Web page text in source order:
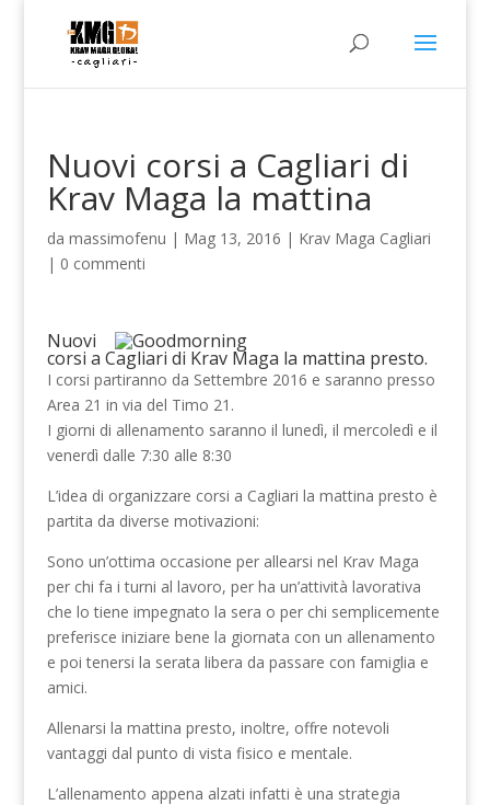
Nuovi corsi a Cagliari di
Krav Maga la mattina
da massimofenu | Mag 13, 2016 | Krav Maga Cagliari
| 0 commenti
Nuovi
corsi a Cagliari di Krav Maga la mattina presto.
I corsi partiranno da Settembre 2016 e saranno presso
Area 21 in via del Timo 21.
I giorni di allenamento saranno il lunedì, il mercoledì e il
venerdì dalle 7:30 alle 8:30
L’idea di organizzare corsi a Cagliari la mattina presto è
partita da diverse motivazioni:
Sono un’ottima occasione per allearsi nel Krav Maga
per chi fa i turni al lavoro, per ha un’attività lavorativa
che lo tiene impegnato la sera o per chi semplicemente
preferisce iniziare bene la giornata con un allenamento
e poi tenersi la serata libera da passare con famiglia e
amici.
Allenarsi la mattina presto, inoltre, offre notevoli
vantaggi dal punto di vista fisico e mentale.
L’allenamento appena alzati infatti è una strategia